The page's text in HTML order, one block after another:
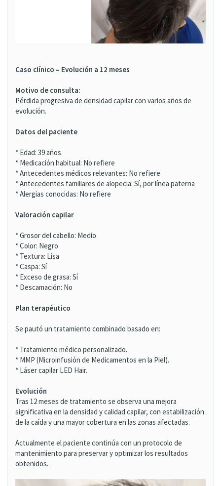
Caso clínico – Evolución a 12 meses
Motivo de consulta:
Pérdida progresiva de densidad capilar con varios años de
evolución.
Datos del paciente
* Edad: 39 años
* Medicación habitual: No refiere
* Antecedentes médicos relevantes: No refiere
* Antecedentes familiares de alopecia: Sí, por línea paterna
* Alergias conocidas: No refiere
Valoración capilar
* Grosor del cabello: Medio
* Color: Negro
* Textura: Lisa
* Caspa: Sí
* Exceso de grasa: Sí
* Descamación: No
Plan terapéutico
Se pautó un tratamiento combinado basado en:
* Tratamiento médico personalizado.
* MMP (Microinfusión de Medicamentos en la Piel).
* Láser capilar LED Hair.
Evolución
Tras 12 meses de tratamiento se observa una mejora
significativa en la densidad y calidad capilar, con estabilización
de la caída y una mayor cobertura en las zonas afectadas.
Actualmente el paciente continúa con un protocolo de
mantenimiento para preservar y optimizar los resultados
obtenidos.